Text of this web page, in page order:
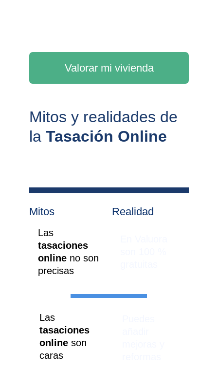
Valorar mi vivienda
Mitos y realidades de
la Tasación Online
Mitos Realidad
Las
tasaciones
online no son
precisas
Las
tasaciones
online son
caras